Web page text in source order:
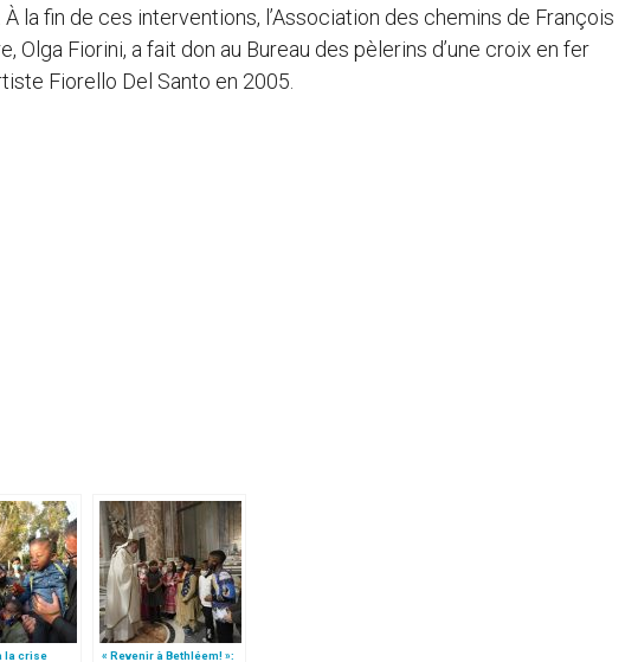
À la fin de ces interventions, l’Association des chemins de François
Olga Fiorini, a fait don au Bureau des pèlerins d’une croix en fer
Fiorello Del Santo en 2005.
la crise
« Revenir à Bethléem! »: